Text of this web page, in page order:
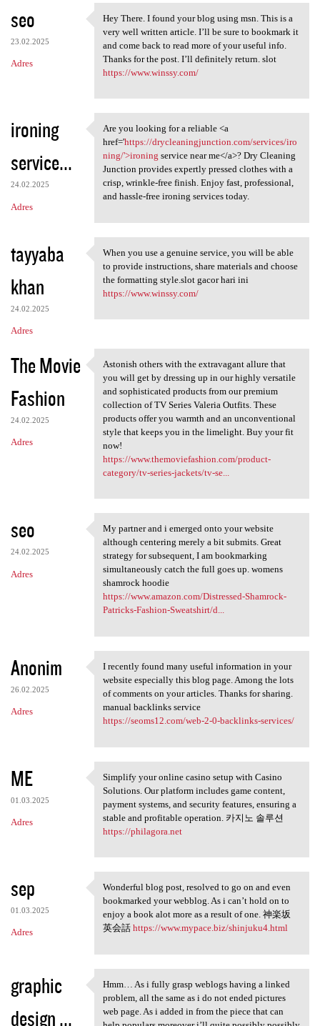
seo
23.02.2025
Adres
Hey There. I found your blog
Hey There. I found your blog using msn. This is a
very well written article. I’ll be sure to bookmark it
and come back to read more of your useful info.
Thanks for the post. I’ll definitely return. slot
https://www.winssy.com/
ironing
service...
24.02.2025
Adres
Are you looking for a
Are you looking for a reliable <a
href='https://drycleaningjunction.com/services/iro
ning/'>ironing service near me</a>? Dry Cleaning
Junction provides expertly pressed clothes with a
crisp, wrinkle-free finish. Enjoy fast, professional,
and hassle-free ironing services today.
tayyaba
khan
24.02.2025
Adres
When you use a genuine
When you use a genuine service, you will be able
to provide instructions, share materials and choose
the formatting style.slot gacor hari ini
https://www.winssy.com/
The Movie
Fashion
24.02.2025
Adres
Astonish others with the
Astonish others with the extravagant allure that
you will get by dressing up in our highly versatile
and sophisticated products from our premium
collection of TV Series Valeria Outfits. These
products offer you warmth and an unconventional
style that keeps you in the limelight. Buy your fit
now!
https://www.themoviefashion.com/product-
category/tv-series-jackets/tv-se...
seo
24.02.2025
Adres
My partner and i emerged onto
My partner and i emerged onto your website
although centering merely a bit submits. Great
strategy for subsequent, I am bookmarking
simultaneously catch the full goes up. womens
shamrock hoodie
https://www.amazon.com/Distressed-Shamrock-
Patricks-Fashion-Sweatshirt/d...
Anonim
26.02.2025
Adres
I recently found many useful
I recently found many useful information in your
website especially this blog page. Among the lots
of comments on your articles. Thanks for sharing.
manual backlinks service
https://seoms12.com/web-2-0-backlinks-services/
ME
01.03.2025
Adres
Simplify your online casino
Simplify your online casino setup with Casino
Solutions. Our platform includes game content,
payment systems, and security features, ensuring a
stable and profitable operation. 카지노 솔루션
https://philagora.net
sep
01.03.2025
Adres
Wonderful blog post, resolved
Wonderful blog post, resolved to go on and even
bookmarked your webblog. As i can’t hold on to
enjoy a book alot more as a result of one. 神楽坂
英会話 https://www.mypace.biz/shinjuku4.html
graphic
design ...
Hmm… As i fully grasp weblogs
Hmm… As i fully grasp weblogs having a linked
problem, all the same as i do not ended pictures
web page. As i added in from the piece that can